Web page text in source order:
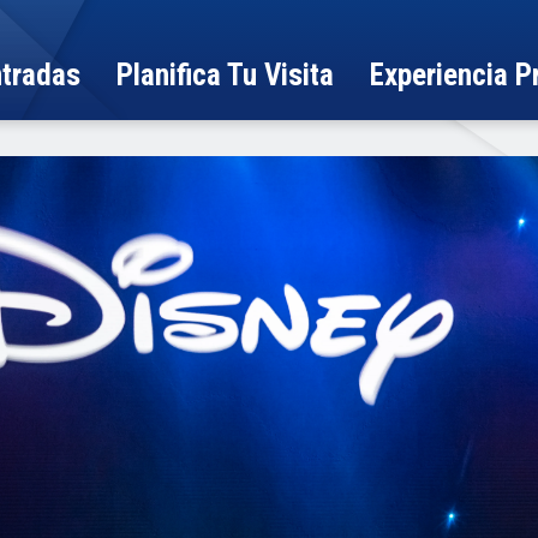
Planifica Tu Visita Experiencia